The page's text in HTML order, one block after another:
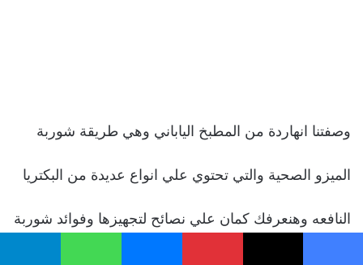
وصفتنا انهاردة من المطبخ الياباني وهي طريقة شوربة
الميزو الصحية والتي تحتوي علي انواع عديدة من البكتريا
النافعه وهنعرفك كمان علي نصائح لتجهيزها وفوائد شوربة